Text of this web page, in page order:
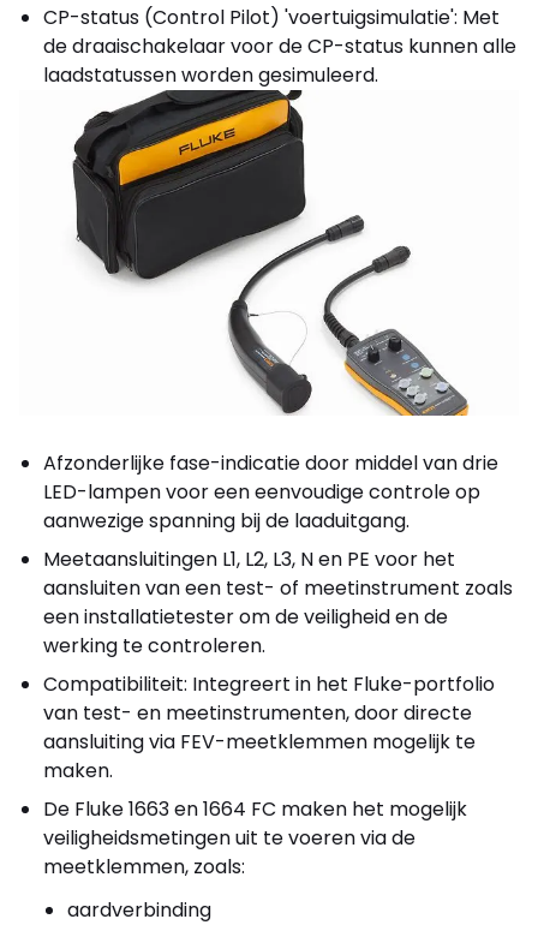
CP-status (Control Pilot) 'voertuigsimulatie': Met
de draaischakelaar voor de CP-status kunnen alle
laadstatussen worden gesimuleerd.
Afzonderlijke fase-indicatie door middel van drie
LED-lampen voor een eenvoudige controle op
aanwezige spanning bij de laaduitgang.
Meetaansluitingen L1, L2, L3, N en PE voor het
aansluiten van een test- of meetinstrument zoals
een installatietester om de veiligheid en de
werking te controleren.
Compatibiliteit: Integreert in het Fluke-portfolio
van test- en meetinstrumenten, door directe
aansluiting via FEV-meetklemmen mogelijk te
maken.
De Fluke 1663 en 1664 FC maken het mogelijk
veiligheidsmetingen uit te voeren via de
meetklemmen, zoals:
aardverbinding